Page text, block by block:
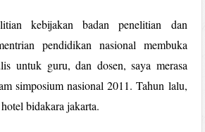
kebijakan badan penelitian dan
pendidikan nasional membuka
untuk guru, dan dosen, saya merasa
simposium nasional 2011. Tahun lalu,
bidakara jakarta.